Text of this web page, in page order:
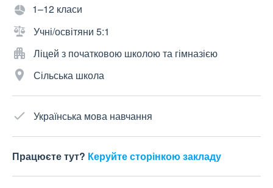
1–12 класи
Учні/освітяни 5:1
Ліцей з початковою школою та гімназією
Сільська школа
Українська мова навчання
Працюєте тут? Керуйте сторінкою закладу